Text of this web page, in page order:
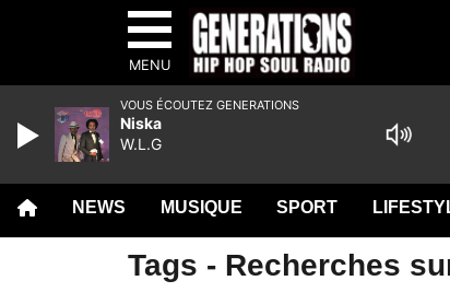
MENU
NEWS MUSIQUE SPORT
Tags - Recherches
VOUS ÉCOUTEZ GENERATIONS
Niska
W.L.G